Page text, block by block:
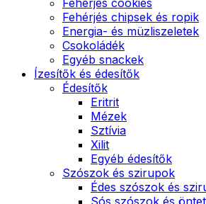
Fehérjés chipsek és ropik
Energia- és müzliszeletek
Csokoládék
Egyéb snackek
Ízesítők és édesítők
Édesítők
Eritrit
Mézek
Sztívia
Xilit
Egyéb édesítők
Szószok és szirupok
Édes szószok és
Sós szószok és